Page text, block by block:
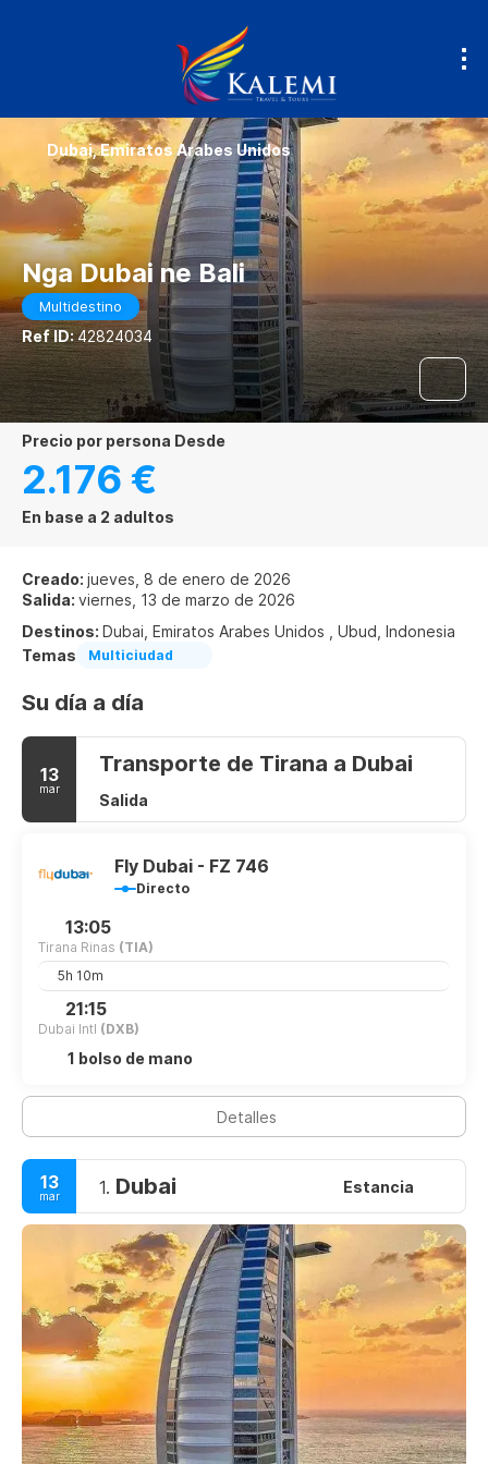
Nga Dubai ne Bali
Multidestino
Ref ID:42824034
Dubai, Emiratos Arabes Unidos
precio por persona Desde
2.176 €
En base a 2 adultos
Creado: jueves, 8 de enero de 2026
Salida: viernes, 13 de marzo de 2026
Destinos: Dubai, Emiratos Arabes Unidos , Ubud, Indonesia
Temas
Multiciudad
Su día a día
13
mar
Transporte de Tirana a Dubai
Salida
Fly Dubai - FZ 746
Directo
13:05
Tirana Rinas (TIA)
5h 10m
21:15
Dubai Intl (DXB)
1 bolso de mano
Detalles
13
mar 1. Dubai Estancia